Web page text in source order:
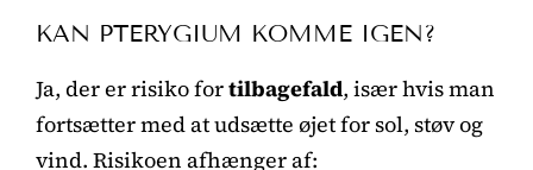
KAN PTERYGIUM KOMME IGEN?
Ja, der er risiko fortilbagefald, især hvis man
fortsætter med at udsætte øjet for sol, støv og
vind. Risikoen afhænger af: